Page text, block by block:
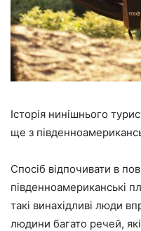
Історія нинішнього
ще з
Спосіб відпочивати в
південноамериканські
такі винахідливі люди
людини багато речей,